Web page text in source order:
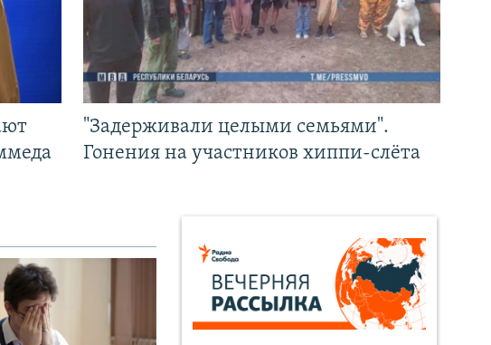
"Задерживали целыми семьями".
Гонения на участников хиппи-слёта